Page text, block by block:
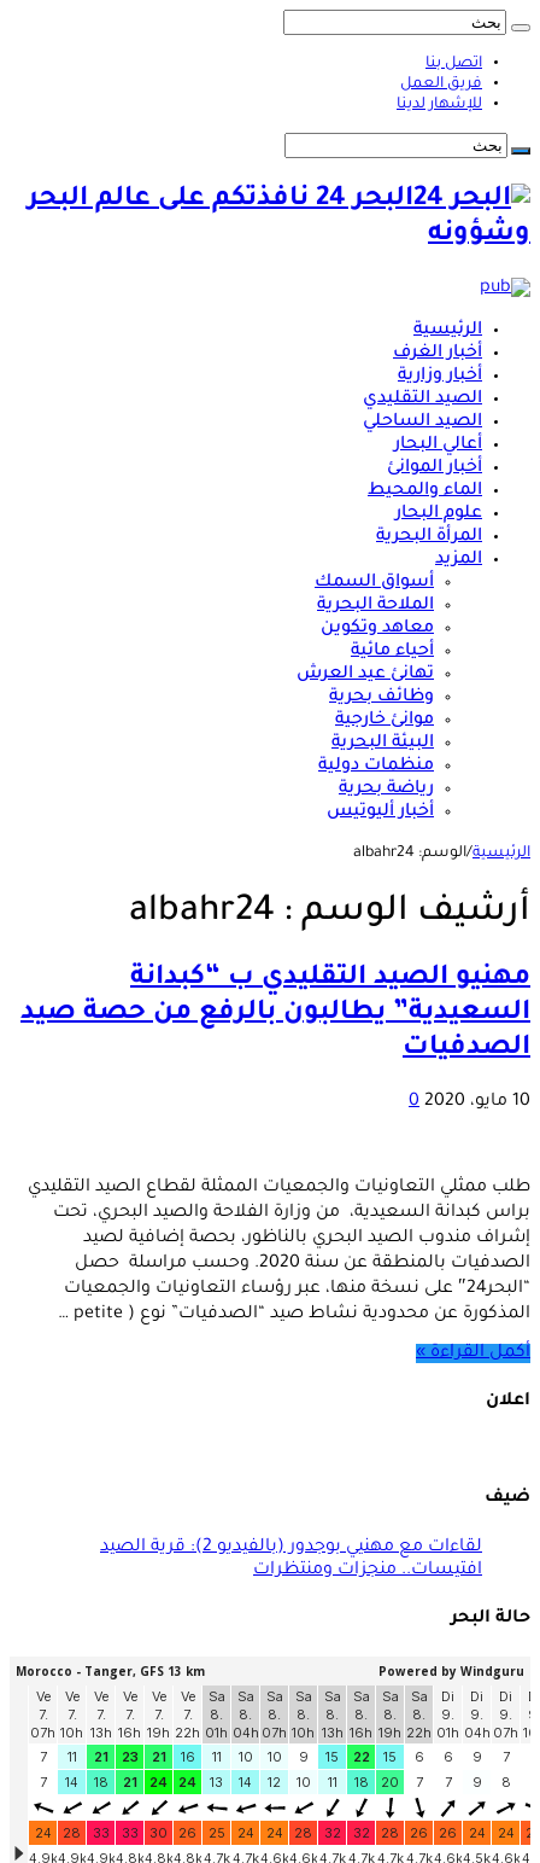
اتصل بنا
فريق العمل
للإشهار لدينا
البحر 24 نافذتكم على عالم البحر
وشؤونه
الرئيسية
أخبار الغرف
أخبار وزارية
الصيد التقليدي
الصيد الساحلي
أعالي البحار
أخبار الموانئ
الماء والمحيط
علوم البحار
المرأة البحرية
المزيد
أسواق السمك
الملاحة البحرية
معاهد وتكوين
أحياء مائية
تهانئ عيد العرش
وظائف بحرية
موانئ خارجية
البيئة البحرية
منظمات دولية
رياضة بحرية
أخبار أليوتيس
الرئيسية/الوسم: albahr24
أرشيف الوسم : albahr24
مهنيو الصيد التقليدي ب “كبدانة
السعيدية” يطالبون بالرفع من حصة صيد
الصدفيات
10 مايو، 2020 0
طلب ممثلي التعاونيات والجمعيات الممثلة لقطاع الصيد التقليدي
براس كبدانة السعيدية، من وزارة الفلاحة والصيد البحري، تحت
إشراف مندوب الصيد البحري بالناظور، بحصة إضافية لصيد
الصدفيات بالمنطقة عن سنة 2020. وحسب مراسلة حصل
“البحر24″ على نسخة منها، عبر رؤساء التعاونيات والجمعيات
المذكورة عن محدودية نشاط صيد “الصدفيات” نوع ( petite …
أكمل القراءة »
اعلان
ضيف
لقاءات مع مهنيي بوجدور (بالفيديو 2): قرية الصيد
افتيسات.. منجزات ومنتظرات
حالة البحر